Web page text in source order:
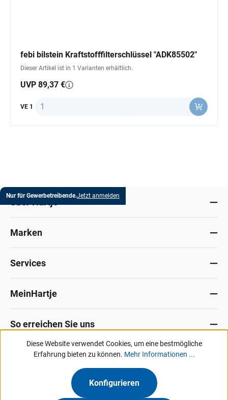
febi bilstein Kraftstofffilterschlüssel "ADK85502"
Dieser Artikel ist in 1 Varianten erhältlich.
UVP 89,37 €
VE 1 Anzahl
Nur für Gewerbetreibende.Jetzt anmelden
Marken
Services
MeinHartje
So erreichen Sie uns
Datenschutz ImpressumAllg. Verkaufsbedingungen
KontaktHinweisgeber-Portal
Unsere Angebote & Services richten sich ausschließlich an Industrie, Handel,
Diese Website verwendet Cookies, um eine bestmögliche
Erfahrung bieten zu können. Mehr Informationen ...
Konfigurieren